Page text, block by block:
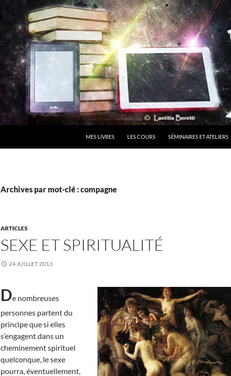
MES LIVRES LES COURS SÉMINAIRES ET ATELIERS
Archives par mot-clé : compagne
ARTICLES
SEXE ET SPIRITUALITÉ
24 JUILLET 2013
De nombreuses
personnes partent du
principe que si elles
s’engagent dans un
cheminement spirituel
quelconque, le sexe
pourra, éventuellement,